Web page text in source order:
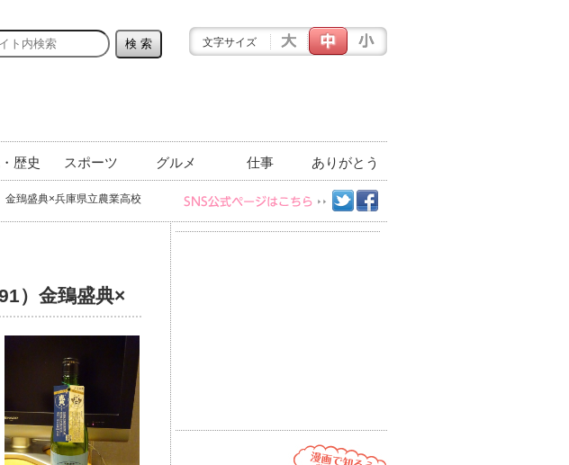
文字サイズ
歴史 スポーツ グルメ 仕事 ありがとう
鵄盛典×兵庫県立農業高校
）金鵄盛典×